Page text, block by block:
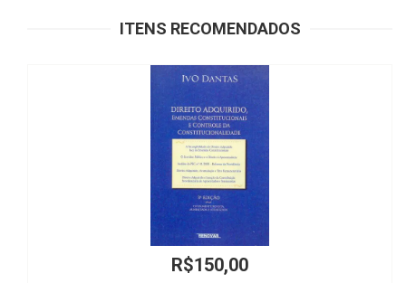
ITENS RECOMENDADOS
R$24,00